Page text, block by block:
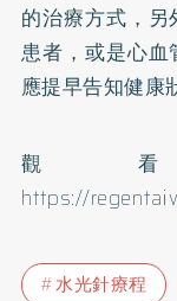
的治療方式，
患者，或是心
應提早告知健康
觀
https://
水光針療程